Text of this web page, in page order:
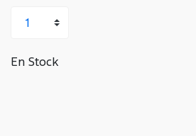
En Stock